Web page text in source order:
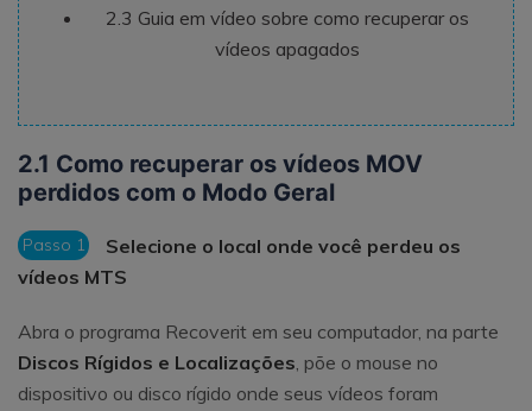
2.3 Guia em vídeo sobre como recuperar os
vídeos apagados
2.1 Como recuperar os vídeos MOV
perdidos com o Modo Geral
Passo 1
Selecione o local onde você perdeu os
vídeos MTS
Abra o programa Recoverit em seu computador, na parte
Discos Rígidos e Localizações, põe o mouse no
dispositivo ou disco rígido onde seus vídeos foram